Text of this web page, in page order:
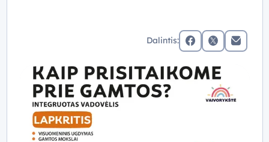
Dalintis:
facebookx (twitter)